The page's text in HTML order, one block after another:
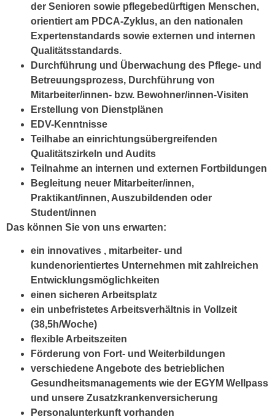
der Senioren sowie pflegebedürftigen Menschen,
orientiert am PDCA-Zyklus, an den nationalen
Expertenstandards sowie externen und internen
Qualitätsstandards.
Durchführung und Überwachung des Pflege- und
Betreuungsprozess, Durchführung von
Mitarbeiter/innen- bzw. Bewohner/innen-Visiten
Erstellung von Dienstplänen
EDV-Kenntnisse
Teilhabe an einrichtungsübergreifenden
Qualitätszirkeln und Audits
Teilnahme an internen und externen Fortbildungen
Begleitung neuer Mitarbeiter/innen,
Praktikant/innen, Auszubildenden oder
Student/innen
Das können Sie von uns erwarten:
ein innovatives , mitarbeiter- und
kundenorientiertes Unternehmen mit zahlreichen
Entwicklungsmöglichkeiten
einen sicheren Arbeitsplatz
ein unbefristetes Arbeitsverhältnis in Vollzeit
(38,5h/Woche)
flexible Arbeitszeiten
Förderung von Fort- und Weiterbildungen
verschiedene Angebote des betrieblichen
Gesundheitsmanagements wie der EGYM Wellpass
und unsere Zusatzkrankenversicherung
Personalunterkunft vorhanden